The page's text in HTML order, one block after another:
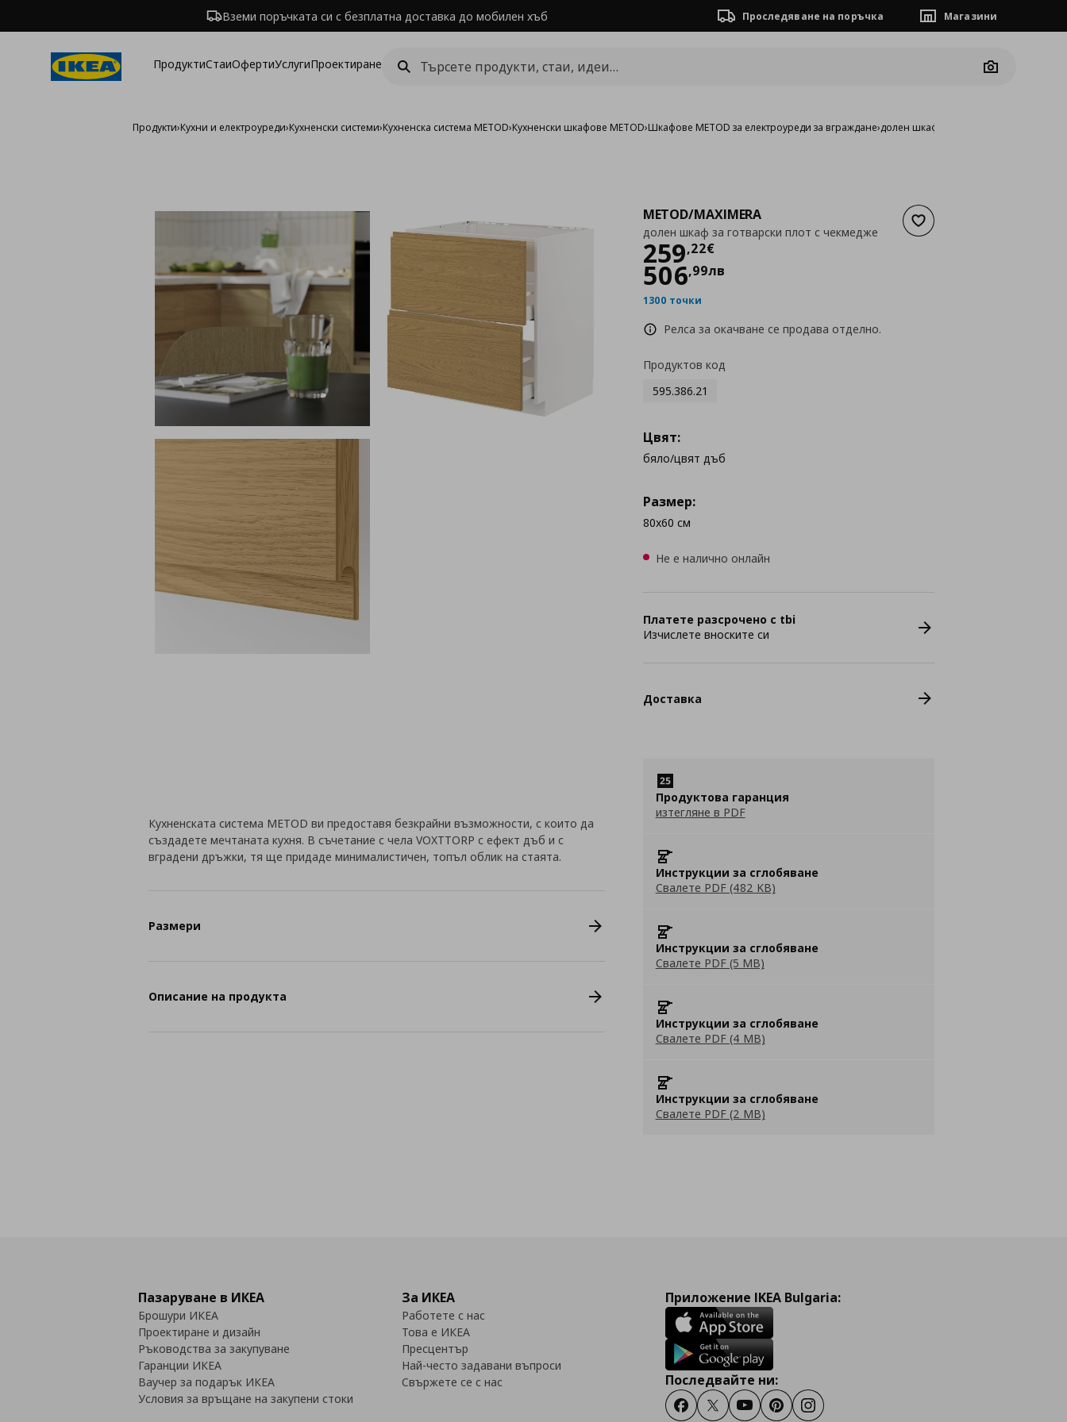
Вземи поръчката си с безплатна доставка до мобилен хъб Проследяване на поръчка Магазини
ПродуктиСтаиОфертиУслугиПроектиране
Camera
Продукти›Кухни и електроуреди›Кухненски системи›Кухненска система METOD›Кухненски шкафове METOD›Шкафове METOD за електроуреди за вграждане›долен шкаф за готварски плот с
Добави към списъка с
METOD/MAXIMERA
долен шкаф за готварски плот с чекмедже
259,22€
Цена259,22 €
506,99лв
1300 точки
Релса за окачване се продава отделно.
Продуктов код
595.386.21
Цвят:
бяло/цвят дъб
Размер:
80x60 см
Не е налично онлайн
Платете разсрочено с tbi
Изчислете вноските си
Доставка
Продуктова гаранция
изтегляне в PDF
Инструкции за сглобяване
Свалете PDF (482 KB)
Инструкции за сглобяване
Свалете PDF (5 MB)
Инструкции за сглобяване
Свалете PDF (4 MB)
Инструкции за сглобяване
Свалете PDF (2 MB)
Кухненската система METOD ви предоставя безкрайни възможности, с които да
създадете мечтаната кухня. В съчетание с чела VOXTTORP с ефект дъб и с
вградени дръжки, тя ще придаде минималистичен, топъл облик на стаята.
Размери
Описание на продукта
Пазаруване в ИКЕА
Брошури ИКЕА
Проектиране и дизайн
Ръководства за закупуване
Гаранции ИКЕА
Ваучер за подарък ИКЕА
Условия за връщане на закупени стоки
За ИКЕА
Работете с нас
Това е ИКЕА
Пресцентър
Най-често задавани въпроси
Свържете се с нас
Приложение IKEA Bulgaria:
Последвайте ни:
FacebookTwitterYoutubePinterestInstagram